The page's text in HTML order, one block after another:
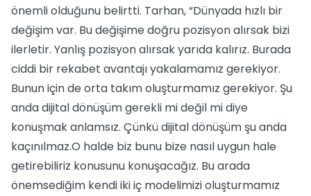
önemli olduğunu belirtti. Tarhan, “Dünyada hızlı bir
değişim var. Bu değişime doğru pozisyon alırsak bizi
ilerletir. Yanlış pozisyon alırsak yarıda kalırız. Burada
ciddi bir rekabet avantajı yakalamamız gerekiyor.
Bunun için de orta takım oluşturmamız gerekiyor. Şu
anda dijital dönüşüm gerekli mi değil mi diye
konuşmak anlamsız. Çünkü dijital dönüşüm şu anda
kaçınılmaz.O halde biz bunu bize nasıl uygun hale
getirebiliriz konusunu konuşacağız. Bu arada
önemsediğim kendi iki iç modelimizi oluşturmamız